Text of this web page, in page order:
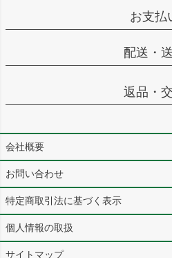
お支払
配送・
返品・
会社概要
お問い合わせ
特定商取引法に基づく表示
個人情報の取扱
サイトマップ